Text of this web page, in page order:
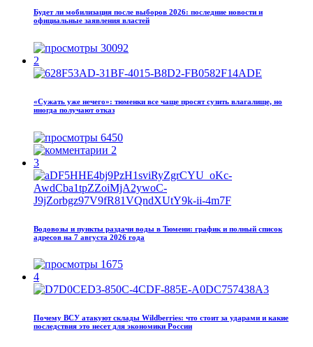
Будет ли мобилизация после выборов 2026: последние новости и
официальные заявления властей
30092
2
«Сужать уже нечего»: тюменки все чаще просят сузить влагалище, но
иногда получают отказ
6450
2
3
Водовозы и пункты раздачи воды в Тюмени: график и полный список
адресов на 7 августа 2026 года
1675
4
Почему ВСУ атакуют склады Wildberries: что стоит за ударами и какие
последствия это несет для экономики России